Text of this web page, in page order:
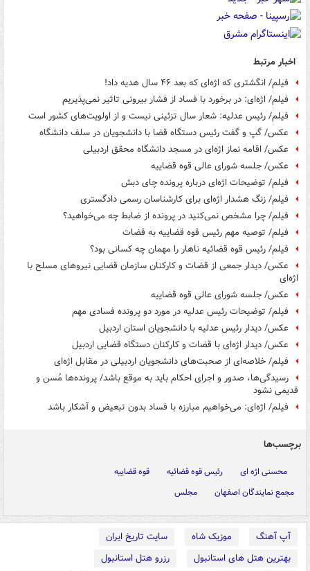
اخبار مرتبط
فیلم/ انگشتری که اژه‌ای که بعد ۴۶ سال هدیه داد!
فیلم/ اژه‌ای: در برخورد با فساد از فشار بیرونی تاثیر نمی‌پذیریم
فیلم/ رئیس عدلیه: شعار سال تزئینی نیست و از اولویت‌های کشور است
عکس/ گپ و گفت رئیس دستگاه قضا با دانشجویان در سلف دانشگاه
عکس/ اقامه نماز اژه‌ای در مسجد دانشگاه محقق اردبیلی
عکس/ جلسه شورای عالی قوه قضاییه
فیلم/ توضیحات اژه‌ای درباره پرونده چای دبش
فیلم/ زنگ هشدار اژه‌ای برای کارشناسان رسمی دادگستری
فیلم/ چرا مشخص نمی‌کنید در پرونده از ضابط چه می‌خواهید؟
فیلم/ توصیه مهم رئیس قوه قضاییه به قضات
فیلم/ رئیس قوه قضائیه ناهار را مهمان چه کسانی بود؟
عکس/ دیدار جمعی از قضات و کارکنان سازمان قضایی نیروهای مسلح با
اژه‌ای
عکس/ جلسه شورای عالی قوه قضاییه
فیلم/ توضیحات رئیس عدلیه در مورد دو پرونده فسادی مهم
عکس/ دیدار رئیس عدلیه با دانشجویان استان اردبیل
عکس/ دیدار اژه‌ای با قضات و کارکنان دستگاه قضایی اردبیل
فیلم/ خلاصه‌ای از صحبت‌های دانشجویان اردبیلی در مقابل اژه‌ای
رسیدگی‌ها، صدور و اجرای احکام باید به موقع باشد/ پرونده‌ها مُسن و
قدیمی نشود
فیلم/ اژه‌ای: می‌خواهیم مبارزه با فساد بدون تبعیض و آشکار باشد
برچسب‌ها
محسنی اژه ای رئیس قوه قضائیه
قوه قضاییه
مجمع نمایندگان اصفهان
مجلس
آپ آهنگ موزیک شاه
سایت تاریخ ایران
بهترین هتل های استانبول
رزرو هتل استانبول